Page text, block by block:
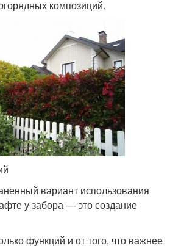
композиций.
вариант использования
у забора — это создание
функций и от того, что важнее